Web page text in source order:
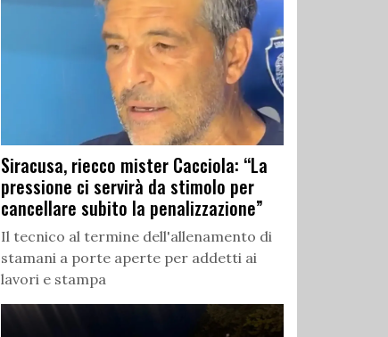
Siracusa, riecco mister Cacciola: “La
pressione ci servirà da stimolo per
cancellare subito la penalizzazione”
Il tecnico al termine dell'allenamento di
stamani a porte aperte per addetti ai
lavori e stampa